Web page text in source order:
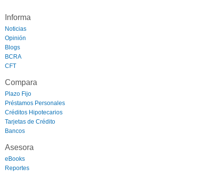
Informa
Noticias
Opinión
Blogs
BCRA
CFT
Compara
Plazo Fijo
Préstamos Personales
Créditos Hipotecarios
Tarjetas de Crédito
Bancos
Asesora
eBooks
Reportes